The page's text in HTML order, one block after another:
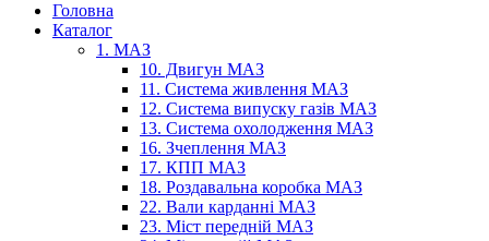
Головна
Каталог
1. МАЗ
10. Двигун МАЗ
11. Система живлення МАЗ
12. Система випуску газів МАЗ
13. Система охолодження МАЗ
16. Зчеплення МАЗ
17. КПП МАЗ
18. Роздавальна коробка МАЗ
22. Вали карданні МАЗ
23. Міст передній МАЗ